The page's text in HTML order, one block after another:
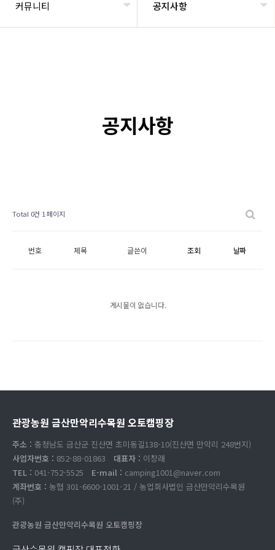
커뮤니티 공지사항
공지사항
Total 0건 1 페이지
번호 제목 글쓴이 조회 날짜
게시물이 없습니다.
관광농원 금산만악리수목원 오토캠핑장
주소 : 충청남도 금산군 진산면 초미동길138-10(진산면 만악리 248번지)
사업자번호 : 852-88-01863 대표자 : 이창래
TEL : 041-752-5525 E-mail : camping1001@naver.com
계좌번호 : 농협 301-6600-1001-21 / 농업회사법인 금산만악리수목원
(주)
관광농원 금산만악리수목원 오토캠핑장